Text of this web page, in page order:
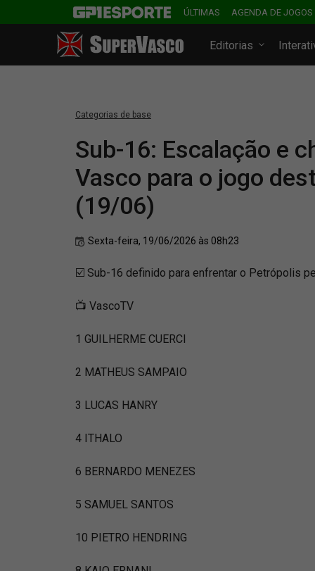
ÚLTIMAS AGENDA DE JOGOS
Editorias
Categorias de base
Sub-16: Escalação e
Vasco para o jogo
(19/06)
Sexta-feira, 19/06/2026 às 08h23
☑️ Sub-16 definido para enfrentar o Petrópolis
📺 VascoTV
1 GUILHERME CUERCI
2 MATHEUS SAMPAIO
3 LUCAS HANRY
4 ITHALO
6 BERNARDO MENEZES
5 SAMUEL SANTOS
10 PIETRO HENDRING